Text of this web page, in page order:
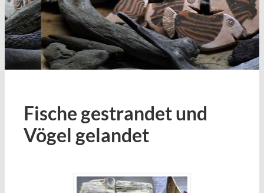
Fische gestrandet und
Vögel gelandet